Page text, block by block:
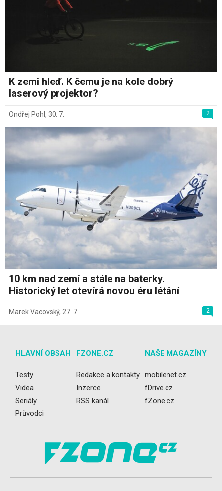
K zemi hleď. K čemu je na kole dobrý
laserový projektor?
2
Ondřej Pohl , 30. 7.
10 km nad zemí a stále na baterky.
Historický let otevírá novou éru létání
2
Marek Vacovský, 27. 7.
HLAVNÍ OBSAH
Testy
Videa
Seriály
Průvodci
FZONE.CZ
Redakce a kontakty
Inzerce
RSS kanál
NAŠE MAGAZÍNY
mobilenet.cz
fDrive.cz
fZone.cz